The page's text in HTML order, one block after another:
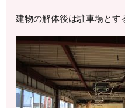
建物の解体後は駐車場とす